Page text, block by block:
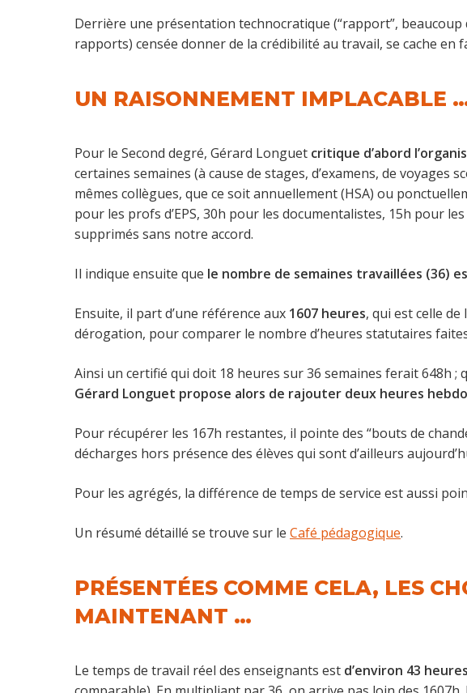
Derrière une présentation technocratique (“rapport”, beaucoup
rapports) censée donner de la crédibilité au travail, se cache
UN RAISONNEMENT IMPLACABLE
Pour le Second degré, Gérard Longuet critique d’abord
certaines semaines (à cause de stages, d’examens, de
mêmes collègues, que ce soit annuellement (HSA) ou
pour les profs d’EPS, 30h pour les documentalistes, 15h pour
supprimés sans notre accord.
Il indique ensuite que le nombre de semaines travaillées (36)
Ensuite, il part d’une référence aux 1607 heures, qui est celle
dérogation, pour comparer le nombre d’heures statutaires
Ainsi un certifié qui doit 18 heures sur 36 semaines ferait 648h
Gérard Longuet propose alors de rajouter deux heures
Pour récupérer les 167h restantes, il pointe des “bouts de
décharges hors présence des élèves qui sont d’ailleurs
Pour les agrégés, la différence de temps de service est aussi
Un résumé détaillé se trouve sur le Café pédagogique.
PRÉSENTÉES COMME CELA, LES
MAINTENANT …
Le temps de travail réel des enseignants est d’environ 43